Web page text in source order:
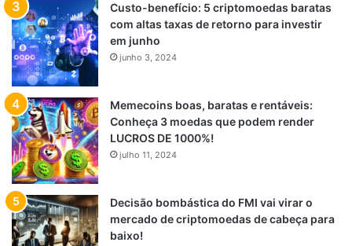
Custo-benefício: 5 criptomoedas baratas
com altas taxas de retorno para investir
em junho
junho 3, 2024
Memecoins boas, baratas e rentáveis:
Conheça 3 moedas que podem render
LUCROS DE 1000%!
julho 11, 2024
Decisão bombástica do FMI vai virar o
mercado de criptomoedas de cabeça para
baixo!